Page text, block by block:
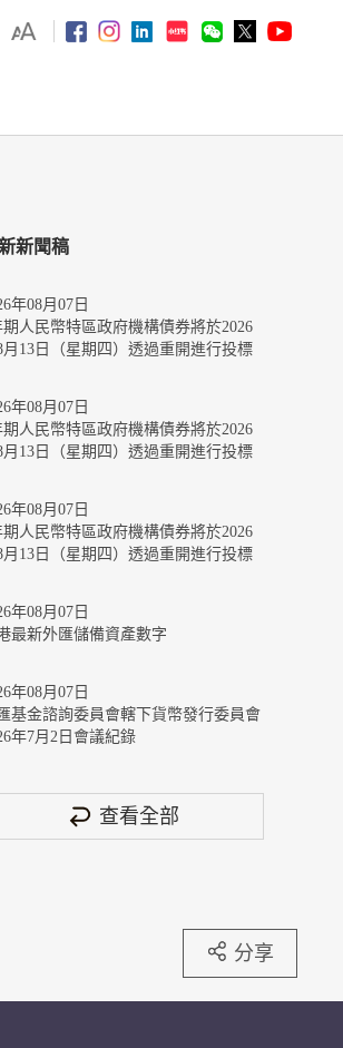
新聞稿
年08月07日
期人民幣特區政府機構債券將於2026
月13日（星期四）透過重開進行投標
年08月07日
期人民幣特區政府機構債券將於2026
月13日（星期四）透過重開進行投標
年08月07日
期人民幣特區政府機構債券將於2026
月13日（星期四）透過重開進行投標
年08月07日
最新外匯儲備資產數字
年08月07日
基金諮詢委員會轄下貨幣發行委員會
年7月2日會議紀錄
查看全部
分享